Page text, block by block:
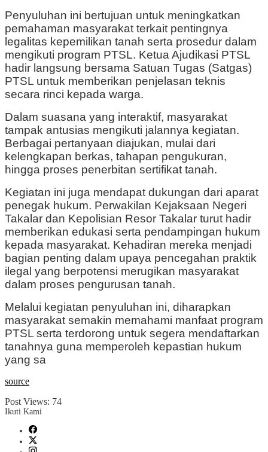
Penyuluhan ini bertujuan untuk meningkatkan
pemahaman masyarakat terkait pentingnya
legalitas kepemilikan tanah serta prosedur dalam
mengikuti program PTSL. Ketua Ajudikasi PTSL
hadir langsung bersama Satuan Tugas (Satgas)
PTSL untuk memberikan penjelasan teknis
secara rinci kepada warga.
Dalam suasana yang interaktif, masyarakat
tampak antusias mengikuti jalannya kegiatan.
Berbagai pertanyaan diajukan, mulai dari
kelengkapan berkas, tahapan pengukuran,
hingga proses penerbitan sertifikat tanah.
Kegiatan ini juga mendapat dukungan dari aparat
penegak hukum. Perwakilan Kejaksaan Negeri
Takalar dan Kepolisian Resor Takalar turut hadir
memberikan edukasi serta pendampingan hukum
kepada masyarakat. Kehadiran mereka menjadi
bagian penting dalam upaya pencegahan praktik
ilegal yang berpotensi merugikan masyarakat
dalam proses pengurusan tanah.
Melalui kegiatan penyuluhan ini, diharapkan
masyarakat semakin memahami manfaat program
PTSL serta terdorong untuk segera mendaftarkan
tanahnya guna memperoleh kepastian hukum
yang sa
source
Post Views: 74
Ikuti Kami